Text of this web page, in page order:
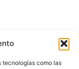
tecnologías como las